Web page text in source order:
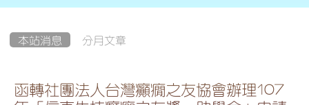
本站消息 分月文章
函轉社團法人台灣癲癇之友協會辦理107